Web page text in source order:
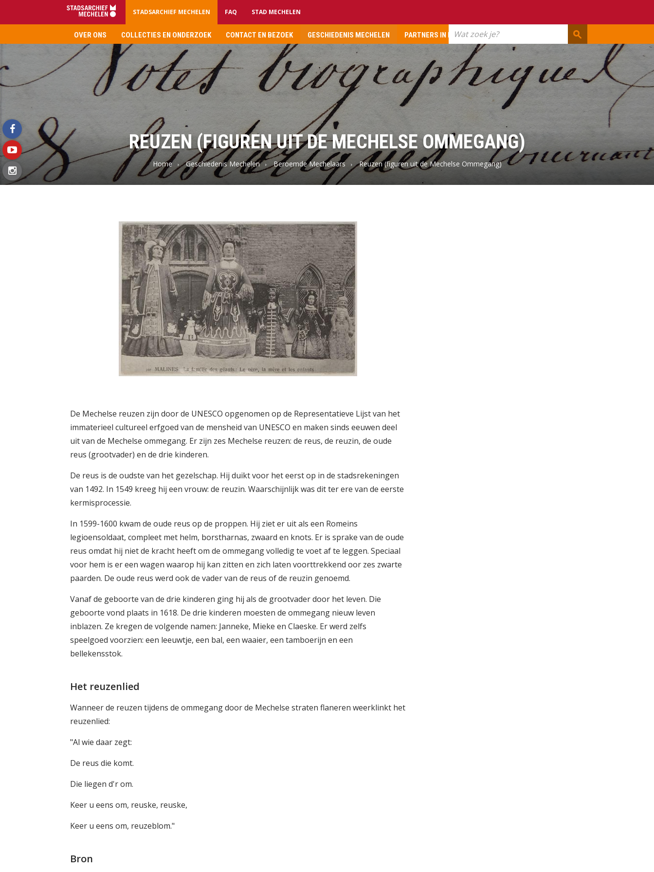
STADSARCHIEF MECHELEN FAQ STAD MECHELEN
OVER ONS COLLECTIES EN ONDERZOEK CONTACT EN BEZOEK GESCHIEDENIS MECHELEN PARTNERS IN ERFGOED
Wat
zoek
je?
Stadsarchief
REUZEN (FIGUREN UIT DE MECHELSE OMMEGANG)
Home Geschiedenis Mechelen Beroemde Mechelaars Reuzen (figuren uit de Mechelse Ommegang)
facebook
youtube
instagram
De Mechelse reuzen zijn door de UNESCO opgenomen op de Representatieve Lijst van het
immaterieel cultureel erfgoed van de mensheid van UNESCO en maken sinds eeuwen deel
uit van de Mechelse ommegang. Er zijn zes Mechelse reuzen: de reus, de reuzin, de oude
reus (grootvader) en de drie kinderen.
De reus is de oudste van het gezelschap. Hij duikt voor het eerst op in de stadsrekeningen
van 1492. In 1549 kreeg hij een vrouw: de reuzin. Waarschijnlijk was dit ter ere van de eerste
kermisprocessie.
In 1599-1600 kwam de oude reus op de proppen. Hij ziet er uit als een Romeins
legioensoldaat, compleet met helm, borstharnas, zwaard en knots. Er is sprake van de oude
reus omdat hij niet de kracht heeft om de ommegang volledig te voet af te leggen. Speciaal
voor hem is er een wagen waarop hij kan zitten en zich laten voorttrekkend oor zes zwarte
paarden. De oude reus werd ook de vader van de reus of de reuzin genoemd.
Vanaf de geboorte van de drie kinderen ging hij als de grootvader door het leven. Die
geboorte vond plaats in 1618. De drie kinderen moesten de ommegang nieuw leven
inblazen. Ze kregen de volgende namen: Janneke, Mieke en Claeske. Er werd zelfs
speelgoed voorzien: een leeuwtje, een bal, een waaier, een tamboerijn en een
bellekensstok.
Het reuzenlied
Wanneer de reuzen tijdens de ommegang door de Mechelse straten flaneren weerklinkt het
reuzenlied:
"Al wie daar zegt:
De reus die komt.
Die liegen d'r om.
Keer u eens om, reuske, reuske,
Keer u eens om, reuzeblom."
Bron